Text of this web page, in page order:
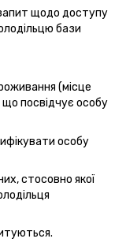
щодо доступу
бази
(місце
що посвідчує особу
особу
стосовно якої